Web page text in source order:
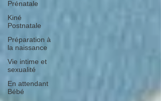
Prénatale
Kiné
Postnatale
Préparation à
la naissance
Vie intime et
sexualité
En attendant
Bébé